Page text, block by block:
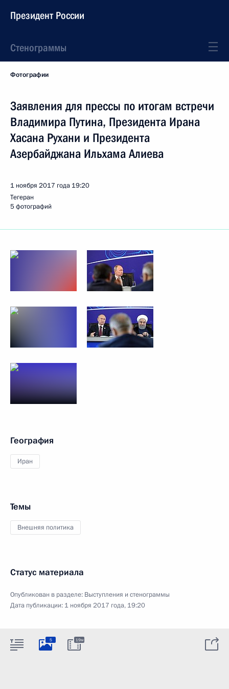
Президент России
Стенограммы
Фотографии
Заявления для прессы по итогам встречи
Владимира Путина, Президента Ирана
Хасана Рухани и Президента
Азербайджана Ильхама Алиева
1 ноября 2017 года 19:20
Тегеран
5 фотографий
География
Иран
Темы
Внешняя политика
Статус материала
Опубликован в разделе: Выступления и стенограммы
Дата публикации: 1 ноября 2017 года, 19:20
5 19м